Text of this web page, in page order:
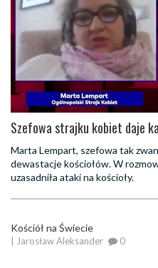
Szefowa strajku kobiet daje
Marta Lempart, szefowa tak
dewastacje kościołów. W
uzasadniła ataki na kościoły.
Kościół na Świecie
| Jarosław Aleksander 0